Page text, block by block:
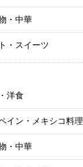
・中華
・スイーツ
洋食
イン・メキシコ料理
・中華